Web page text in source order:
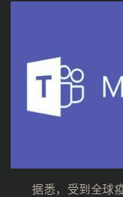
据悉，受到全球